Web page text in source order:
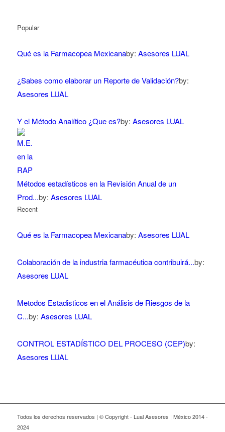
Popular
Qué es la Farmacopea Mexicanaby: Asesores LUAL
¿Sabes como elaborar un Reporte de Validación?by:
Asesores LUAL
Y el Método Analítico ¿Que es?by: Asesores LUAL
Métodos estadísticos en la Revisión Anual de un
Prod...by: Asesores LUAL
Recent
Qué es la Farmacopea Mexicanaby: Asesores LUAL
Colaboración de la industria farmacéutica contribuirá...by:
Asesores LUAL
Metodos Estadisticos en el Análisis de Riesgos de la
C...by: Asesores LUAL
CONTROL ESTADÍSTICO DEL PROCESO (CEP)by:
Asesores LUAL
Todos los derechos reservados | © Copyright - Lual Asesores | México 2014 -
2024